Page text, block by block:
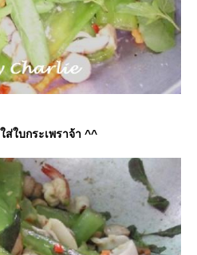
ส่ใบกระเพราจ้า ^^